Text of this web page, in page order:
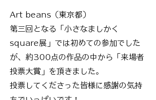
Art beans（東京都）
第三回となる「小さなましかく
square展」では初めての参加でした
が、約300点の作品の中から「来場者
投票大賞」を頂きました。
投票してくださった皆様に感謝の気持